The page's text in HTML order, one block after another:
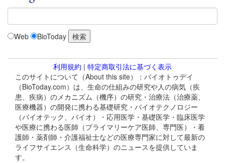
Web BioToday
利用規約 | 特定商取引法に基づく表示
このサイトについて（About this site）：バイオトゥデイ
（BioToday.com）は、生命の仕組みの研究や人の病気（疾
患、疾病）のメカニズム（機序）の研究・治療法（治療薬、
医療機器）の開発に携わる基礎研究・バイオテクノロジー
（バイオテック、バイオ）・応用医学・基礎医学・臨床医学
や医療に携わる医師（プライマリーケア医師、専門医）・看
護師・薬剤師・介護福祉士などの医療専門家に対して最新の
ライフサイエンス（生命科学）のニュースを提供していま
す。